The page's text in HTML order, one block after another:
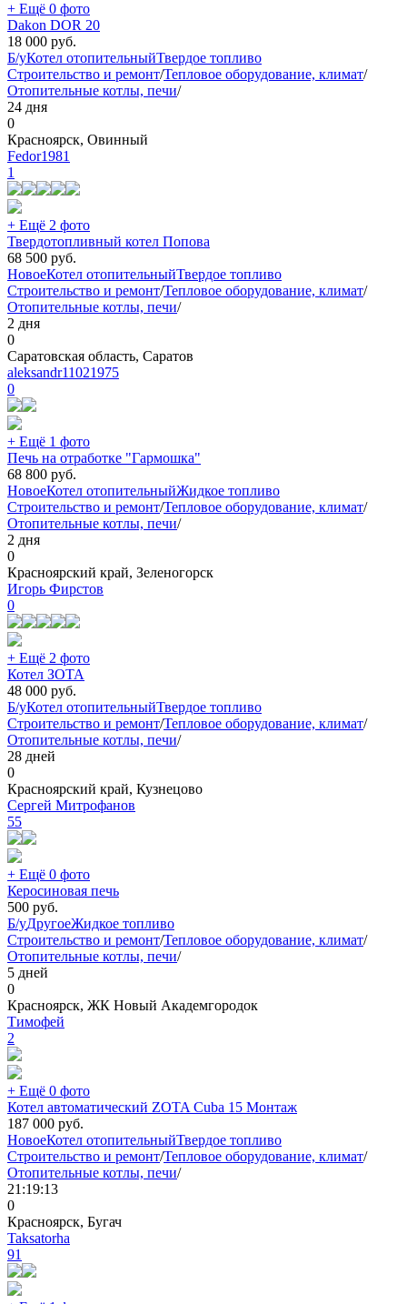
+ Ещё 0 фото
Dakon DOR 20
18 000 руб.
Б/уКотел отопительныйТвердое топливо
Строительство и ремонт/Тепловое оборудование, климат/
Отопительные котлы, печи/
24 дня
0
Красноярск, Овинный
Fedor1981
1
+ Ещё 2 фото
Твердотопливный котел Попова
68 500 руб.
НовоеКотел отопительныйТвердое топливо
Строительство и ремонт/Тепловое оборудование, климат/
Отопительные котлы, печи/
2 дня
0
Саратовская область, Саратов
aleksandr11021975
0
+ Ещё 1 фото
Печь на отработке "Гармошка"
68 800 руб.
НовоеКотел отопительныйЖидкое топливо
Строительство и ремонт/Тепловое оборудование, климат/
Отопительные котлы, печи/
2 дня
0
Красноярский край, Зеленогорск
Игорь Фирстов
0
+ Ещё 2 фото
Котел ЗОТА
48 000 руб.
Б/уКотел отопительныйТвердое топливо
Строительство и ремонт/Тепловое оборудование, климат/
Отопительные котлы, печи/
28 дней
0
Красноярский край, Кузнецово
Сергей Митрофанов
55
+ Ещё 0 фото
Керосиновая печь
500 руб.
Б/уДругоеЖидкое топливо
Строительство и ремонт/Тепловое оборудование, климат/
Отопительные котлы, печи/
5 дней
0
Красноярск, ЖК Новый Академгородок
Тимoфей
2
+ Ещё 0 фото
Котел автоматический ZOTA Cuba 15 Монтаж
187 000 руб.
НовоеКотел отопительныйТвердое топливо
Строительство и ремонт/Тепловое оборудование, климат/
Отопительные котлы, печи/
21:19:13
0
Красноярск, Бугач
Taksatorha
91